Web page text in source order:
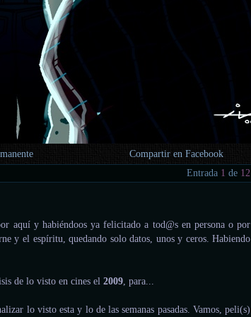
Compartir en Facebook
Entrada 1 de 12
aquí y habiéndoos ya felicitado a tod@s en persona o por
y el espíritu, quedando solo datos, unos y ceros. Habiendo
de lo visto en cines el2009 , para...
lo visto esta y lo de las semanas pasadas. Vamos, peli(s)